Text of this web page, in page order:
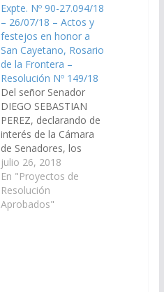
Expte. Nº 90-27.094/18
– 26/07/18 – Actos y
festejos en honor a
San Cayetano, Rosario
de la Frontera –
Resolución Nº 149/18
Del señor Senador
DIEGO SEBASTIAN
PEREZ, declarando de
interés de la Cámara
de Senadores, los
actos y festejos en
Honor a San Cayetano,
a llevarse a cabo el día
7 de agosto del
julio 26, 2018
En "Proyectos de
Resolución
Aprobados"